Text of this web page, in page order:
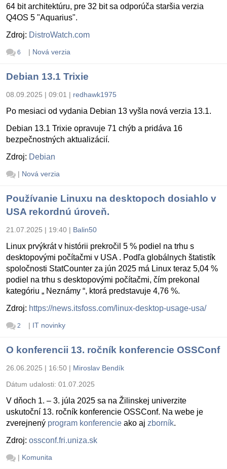
64 bit architektúru, pre 32 bit sa odporúča staršia verzia
Q4OS 5 "Aquarius".
Zdroj: DistroWatch.com
6 | Nová verzia
Debian 13.1 Trixie
08.09.2025 | 09:01 | redhawk1975
Po mesiaci od vydania Debian 13 vyšla nová verzia 13.1.
Debian 13.1 Trixie opravuje 71 chýb a pridáva 16
bezpečnostných aktualizácií.
Zdroj: Debian
| Nová verzia
Používanie Linuxu na desktopoch dosiahlo v
USA rekordnú úroveň.
21.07.2025 | 19:40 | Balin50
Linux prvýkrát v histórii prekročil 5 % podiel na trhu s
desktopovými počítačmi v USA . Podľa globálnych štatistík
spoločnosti StatCounter za jún 2025 má Linux teraz 5,04 %
podiel na trhu s desktopovými počítačmi, čím prekonal
kategóriu „ Neznámy “, ktorá predstavuje 4,76 %.
Zdroj: https://news.itsfoss.com/linux-desktop-usage-usa/
2 | IT novinky
O konferencii 13. ročník konferencie OSSConf
26.06.2025 | 16:50 | Miroslav Bendík
Dátum udalosti: 01.07.2025
V dňoch 1. – 3. júla 2025 sa na Žilinskej univerzite
uskutoční 13. ročník konferencie OSSConf. Na webe je
zverejnený program konferencie ako aj zborník.
Zdroj: ossconf.fri.uniza.sk
| Komunita